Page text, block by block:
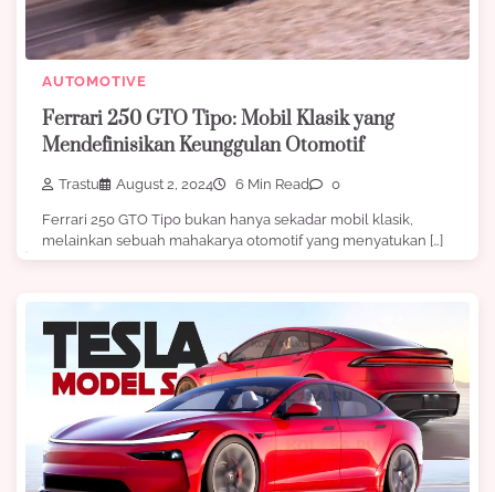
AUTOMOTIVE
Ferrari 250 GTO Tipo: Mobil Klasik yang
Mendefinisikan Keunggulan Otomotif
Trastu August 2, 2024 6 Min Read 0
Ferrari 250 GTO Tipo bukan hanya sekadar mobil klasik,
melainkan sebuah mahakarya otomotif yang menyatukan […]